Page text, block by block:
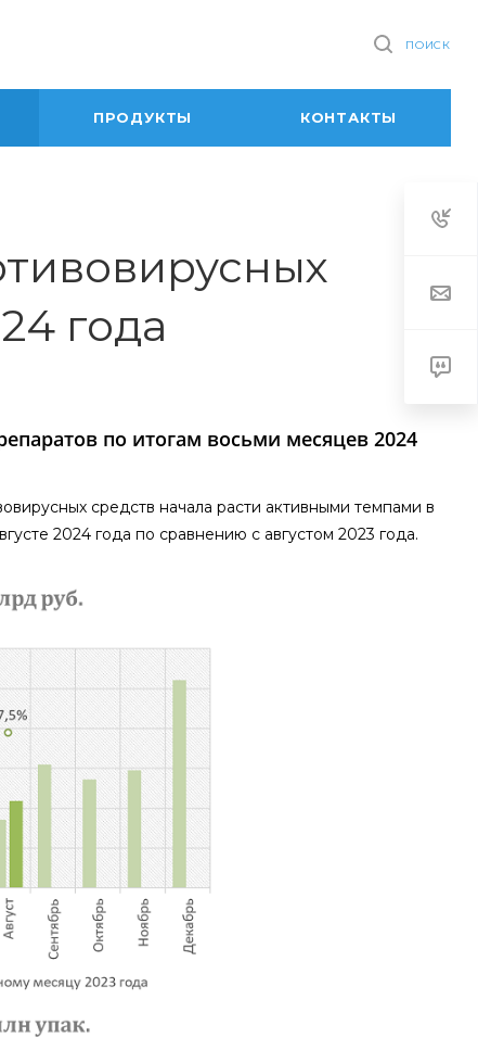
ПОИСК
ПРОДУКТЫ КОНТАКТЫ
года
по итогам восьми месяцев 2024
средств начала расти активными темпами в
2024 года по сравнению с августом 2023 года.